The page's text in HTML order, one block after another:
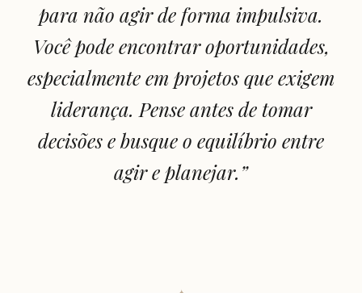
para não agir de forma impulsiva.
Você pode encontrar oportunidades,
especialmente em projetos que exigem
liderança. Pense antes de tomar
decisões e busque o equilíbrio entre
agir e planejar.”